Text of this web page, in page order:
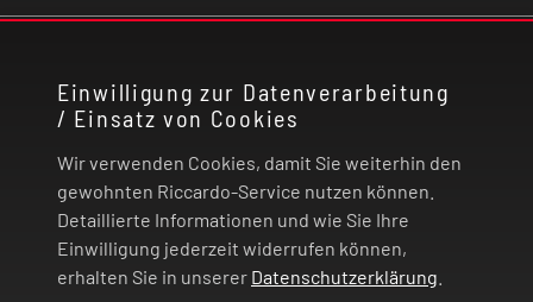
Einwilligung zur Datenverarbeitung
/ Einsatz von Cookies
Wir verwenden Cookies, damit Sie weiterhin den
gewohnten Riccardo-Service nutzen können.
Detaillierte Informationen und wie Sie Ihre
Einwilligung jederzeit widerrufen können,
erhalten Sie in unserer Datenschutzerklärung
Befüllmechanismus: Side-Fill
Side-Airflow
RECHTLICHES
ZAHLUNG UND VERSAND
VERTRAG WIDERRUFEN